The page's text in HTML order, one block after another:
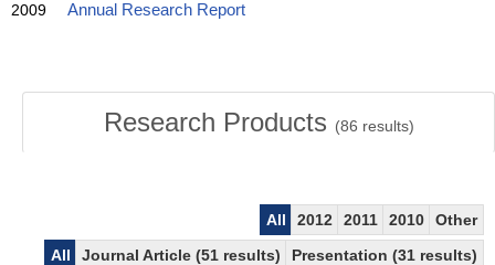
2009 Annual Research Report
Research Products (86 results)
All 2012 2011 2010
Other
All
Journal Article (51 results)
Presentation (31 results)